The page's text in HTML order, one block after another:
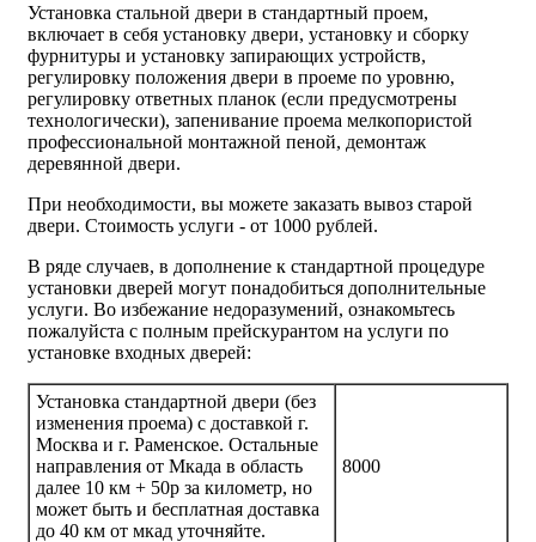
Установка стальной двери в стандартный проем,
включает в себя установку двери, установку и сборку
фурнитуры и установку запирающих устройств,
регулировку положения двери в проеме по уровню,
регулировку ответных планок (если предусмотрены
технологически), запенивание проема мелкопористой
профессиональной монтажной пеной, демонтаж
деревянной двери.
При необходимости, вы можете заказать вывоз старой
двери. Стоимость услуги - от 1000 рублей.
В ряде случаев, в дополнение к стандартной процедуре
установки дверей могут понадобиться дополнительные
услуги. Во избежание недоразумений, ознакомьтесь
пожалуйста с полным прейскурантом на услуги по
установке входных дверей:
Установка стандартной двери (без
изменения проема) с доставкой г.
Москва и г. Раменское. Остальные
направления от Мкада в область
далее 10 км + 50р за километр, но
может быть и бесплатная доставка
до 40 км от мкад уточняйте.
8000